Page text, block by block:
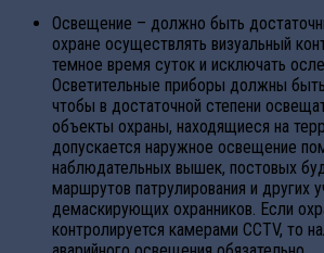
Освещение – должно быть
охране осуществлять визуальный
темное время суток и исключать
Осветительные приборы должны
чтобы в достаточной степени
объекты охраны, находящиеся на
допускается наружное освещение
наблюдательных вышек, постовых
маршрутов патрулирования и других
демаскирующих охранников. Если
контролируется камерами CCTV, то